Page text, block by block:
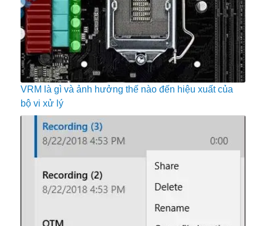
VRM là gì và ảnh hưởng thế nào đến hiệu xuất của
bộ vi xử lý